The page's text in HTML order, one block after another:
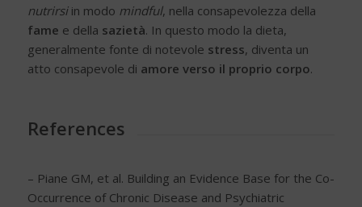
nutrirsi in modo mindful, nella consapevolezza della
fame e della sazietà. In questo modo la dieta,
generalmente fonte di notevole stress, diventa un
atto consapevole di amore verso il proprio corpo.
References
– Piane GM, et al. Building an Evidence Base for the Co-
Occurrence of Chronic Disease and Psychiatric